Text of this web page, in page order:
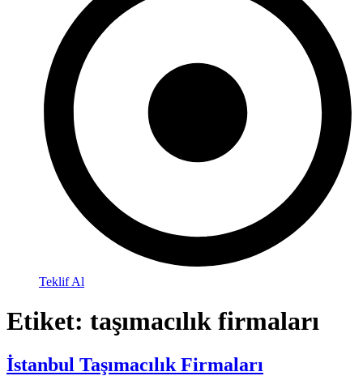
Teklif Al
Etiket: taşımacılık firmaları
İstanbul Taşımacılık Firmaları